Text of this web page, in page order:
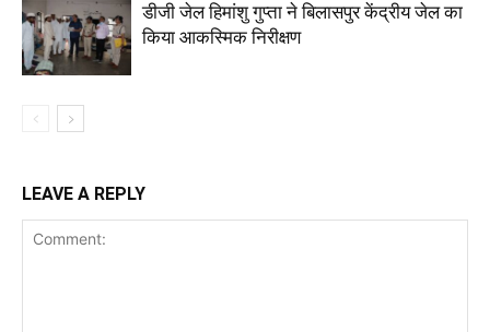
डीजी जेल हिमांशु गुप्ता ने बिलासपुर केंद्रीय जेल का
किया आकस्मिक निरीक्षण
LEAVE A REPLY